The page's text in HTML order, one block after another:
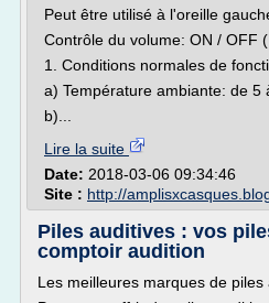
Peut être utilisé à l'oreille
Contrôle du volume: ON / OFF
1. Conditions normales de
a) Température ambiante: de 5
b)...
Lire la suite
Date: 2018-03-06 09:34:46
Site : http://
Piles auditives : vos
comptoir audition
Les meilleures marques de piles